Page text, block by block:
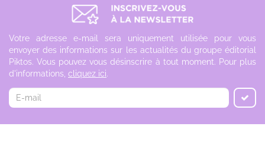
Votre adresse e-mail sera uniquement utilisée pour vous
envoyer des informations sur les actualités du groupe éditorial
Piktos. Vous pouvez vous désinscrire à tout moment. Pour plus
d'informations, cliquez ici.